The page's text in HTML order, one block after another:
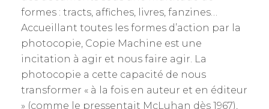
formes : tracts, affiches, livres, fanzines…
Accueillant toutes les formes d’action par la
photocopie, Copie Machine est une
incitation à agir et nous faire agir. La
photocopie a cette capacité de nous
transformer « à la fois en auteur et en éditeur
» (comme le pressentait McLuhan dès 1967),